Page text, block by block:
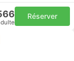
Réserver